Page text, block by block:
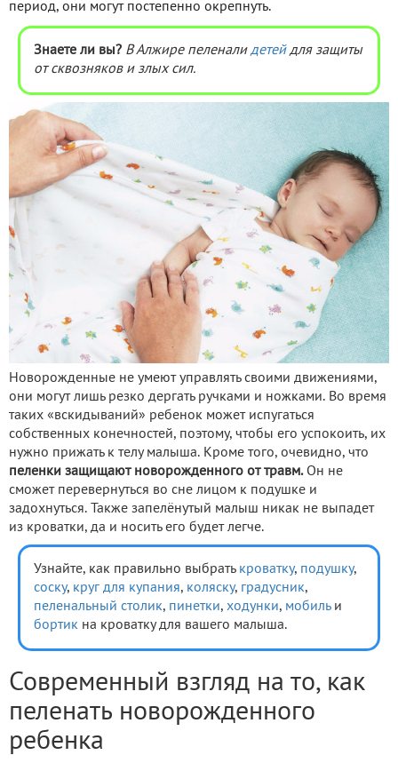
период, они могут постепенно окрепнуть.
Знаете ли вы? В Алжире пеленали детейдля защиты
от сквозняков и злых сил.
Новорожденные не умеют управлять своими движениями,
они могут лишь резко дергать ручками и ножками. Во время
таких «вскидываний» ребенок может испугаться
собственных конечностей, поэтому, чтобы его успокоить, их
нужно прижать к телу малыша. Кроме того, очевидно, что
пеленки защищают новорожденного от травм.Он не
сможет перевернуться во сне лицом к подушке и
задохнуться. Также запелёнутый малыш никак не выпадет
из кроватки, да и носить его будет легче.
Узнайте, как правильно выбрать кроватку, подушку,
соску, круг для купания, коляску, градусник,
пеленальный столик, пинетки, ходунки, мобильи
бортик на кроватку для вашего малыша.
Современный взгляд на то, как
пеленать новорожденного
ребенка